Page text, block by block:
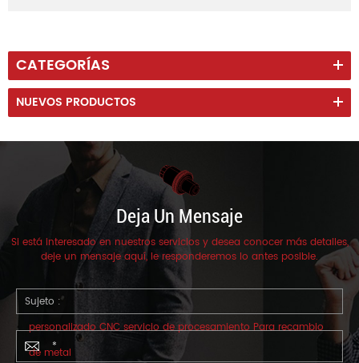
CATEGORÍAS
NUEVOS PRODUCTOS
Deja Un Mensaje
Si está interesado en nuestros servicios y desea conocer más detalles,
deje un mensaje aquí, le responderemos lo antes posible.
Sujeto :
personalizado CNC servicio de procesamiento Para recambio
de metal